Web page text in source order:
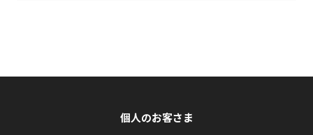
個人のお客さま